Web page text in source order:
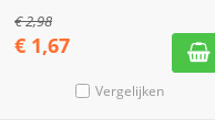
€2,98
€ 1,67
Vergelijken